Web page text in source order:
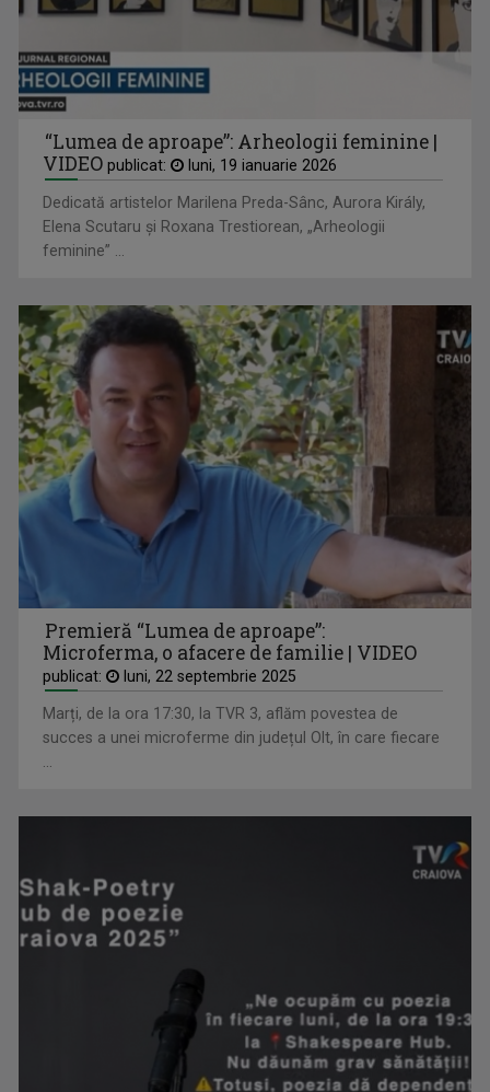
DIANA BOGEA
Pasiunea pentru călătorii o are de când se ...
MIRELA GIODEA
Mirela Giodea prezintă emisiunea „Cu cărțile ...
“Lumea de aproape”: Arheologii feminine |
VIDEO publicat: luni, 19 ianuarie 2026
Dedicată artistelor Marilena Preda-Sânc, Aurora Király,
Elena Scutaru și Roxana Trestiorean, „Arheologii
feminine” ...
Premieră “Lumea de aproape”:
Microferma, o afacere de familie | VIDEO
publicat: luni, 22 septembrie 2025
Marți, de la ora 17:30, la TVR 3, aflăm povestea de
succes a unei microferme din județul Olt, în care fiecare